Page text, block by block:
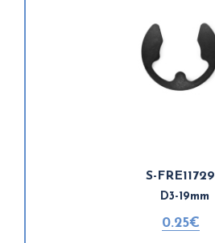
S-FRE11729
D3-19mm
0.25€